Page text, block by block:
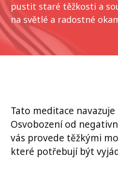
pustit staré těžkosti a
na světlé a radostné
Tato meditace
Osvobození od
vás provede těžkými
které potřebují být